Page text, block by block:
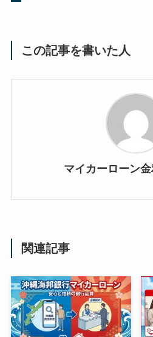
この記事を書いた人
マイカーローン
関連記事